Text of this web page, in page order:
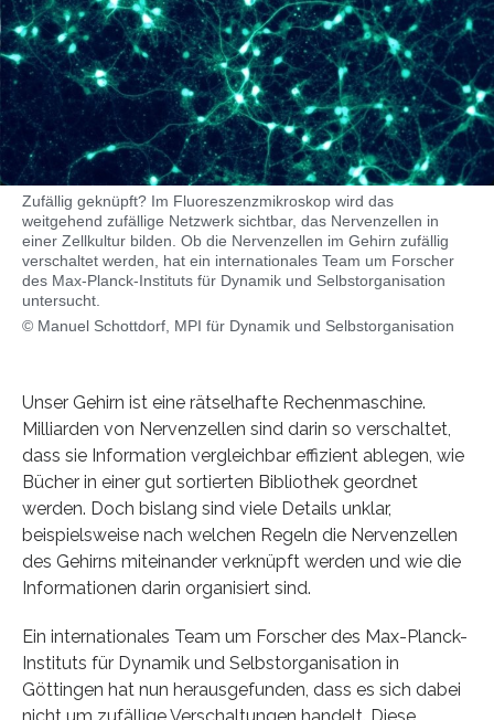
Zufällig geknüpft? Im Fluoreszenzmikroskop wird das
weitgehend zufällige Netzwerk sichtbar, das Nervenzellen in
einer Zellkultur bilden. Ob die Nervenzellen im Gehirn zufällig
verschaltet werden, hat ein internationales Team um Forscher
des Max-Planck-Instituts für Dynamik und Selbstorganisation
untersucht.
© Manuel Schottdorf, MPI für Dynamik und Selbstorganisation
Unser Gehirn ist eine rätselhafte Rechenmaschine.
Milliarden von Nervenzellen sind darin so verschaltet,
dass sie Information vergleichbar effizient ablegen, wie
Bücher in einer gut sortierten Bibliothek geordnet
werden. Doch bislang sind viele Details unklar,
beispielsweise nach welchen Regeln die Nervenzellen
des Gehirns miteinander verknüpft werden und wie die
Informationen darin organisiert sind.
Ein internationales Team um Forscher des Max-Planck-
Instituts für Dynamik und Selbstorganisation in
Göttingen hat nun herausgefunden, dass es sich dabei